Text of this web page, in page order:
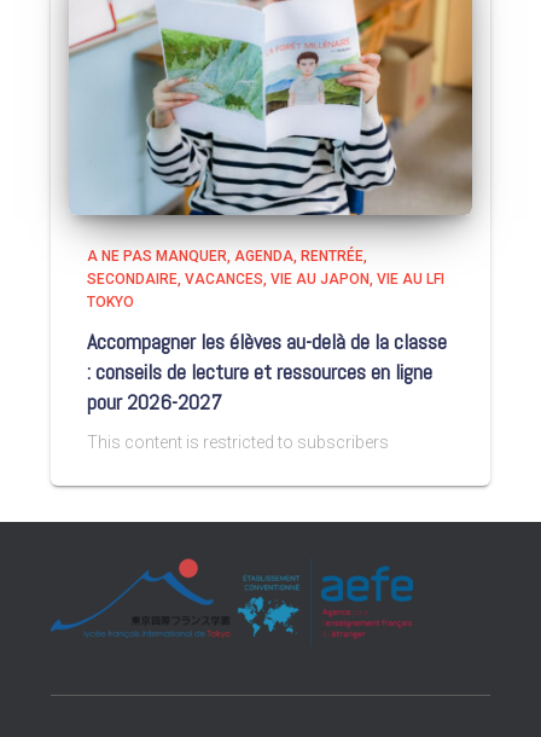
A NE PAS MANQUER AGENDA RENTRÉE
SECONDAIRE VACANCES VIE AU JAPON VIE AU LFI
TOKYO
Accompagner les élèves au-delà de la classe
: conseils de lecture et ressources en ligne
pour 2026-2027
This content is restricted to subscribers